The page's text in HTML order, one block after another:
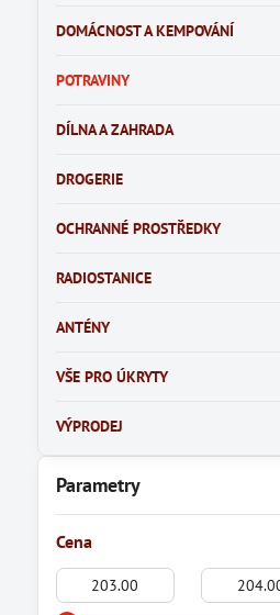
Parametry
Cena
Od:
Do:
DOMÁCNOST A KEMPOVÁNÍ
POTRAVINY
DÍLNA A ZAHRADA
DROGERIE
OCHRANNÉ PROSTŘEDKY
RADIOSTANICE
ANTÉNY
VŠE PRO ÚKRYTY
VÝPRODEJ